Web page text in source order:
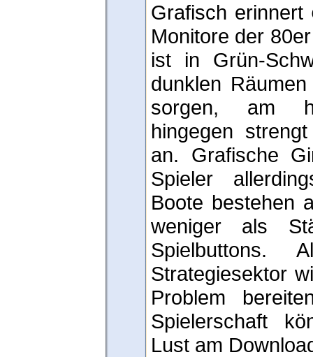
Grafisch erinnert
Monitore der
ist in Grün-
dunklen
sorgen, am
hingegen
an. Grafische
Spieler
Boote bestehen
weniger als
Spielbuttons.
Strategiesektor
Problem
Spielerschaft
Lust am